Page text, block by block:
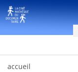
Saut au contenu
accueil